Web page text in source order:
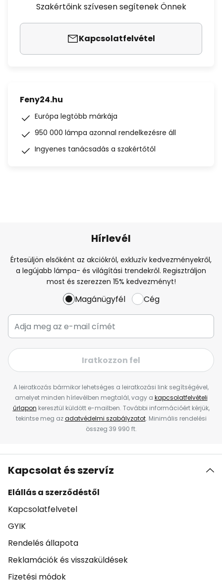
Szakértőink szívesen segítenek Önnek
Kapcsolatfelvétel
Feny24.hu
Európa legtöbb márkája
950 000 lámpa azonnal rendelkezésre áll
Ingyenes tanácsadás a szakértőtől
Hírlevél
Értesüljön elsőként az akciókról, exkluzív kedvezményekről,
a legújabb lámpa- és világítási trendekről. Regisztráljon
most és szerezzen 15% kedvezményt!
Magánügyfél Cég
Iratkozzon fel
A leiratkozás bármikor lehetséges a leiratkozási link segítségével,
amelyet minden hírlevélben megtalál, vagy a kapcsolatfelvételi
űrlapon keresztül küldött e-mailben. További információért kérjük,
tekintse meg azadatvédelmi szabályzatot. Minimális rendelési
összeg 39 990 ft.
Kapcsolat és szervíz
Elállás a szerződéstől
Kapcsolatfelvetel
GYIK
Rendelés állapota
Reklamációk és visszaküldések
Fizetési módok